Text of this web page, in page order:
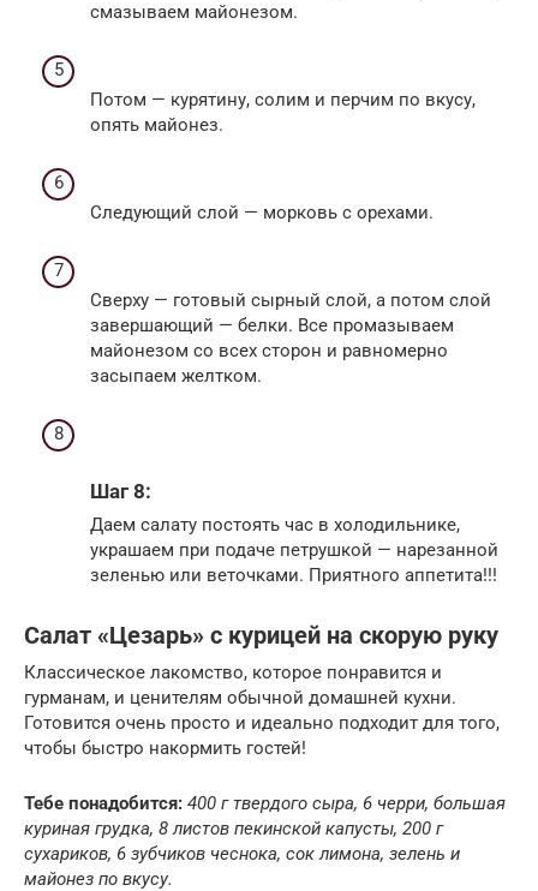
смазываем майонезом.
Потом — курятину, солим и перчим по вкусу,
опять майонез.
Следующий слой — морковь с орехами.
Сверху — готовый сырный слой, а потом слой
завершающий — белки. Все промазываем
майонезом со всех сторон и равномерно
засыпаем желтком.
Шаг 8:
Даем салату постоять час в холодильнике,
украшаем при подаче петрушкой — нарезанной
зеленью или веточками. Приятного аппетита!!!
Салат «Цезарь» с курицей на скорую руку
Классическое лакомство, которое понравится и
гурманам, и ценителям обычной домашней кухни.
Готовится очень просто и идеально подходит для того,
чтобы быстро накормить гостей!
Тебе понадобится: 400 г твердого сыра, 6 черри, большая
куриная грудка, 8 листов пекинской капусты, 200 г
сухариков, 6 зубчиков чеснока, сок лимона, зелень и
майонез по вкусу.